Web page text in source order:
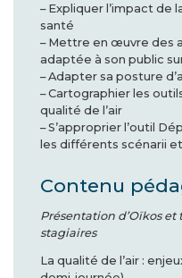
– Expliquer l’impact de
santé
– Mettre en œuvre des
adaptée à son public
– Adapter sa posture
– Cartographier les
qualité de l’air
– S’approprier l’outil
les différents scénarii
Contenu
Présentation d’Oïkos
stagiaires
La qualité de l’air :